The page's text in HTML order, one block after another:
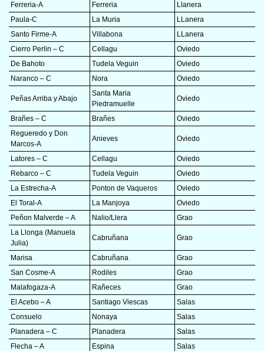
Ferreria-A
Ferreria
Llanera
Paula-C
La Muria
LLanera
Santo Firme-A
Villabona
LLanera
Cierro Perlin – C
Cellagu
Oviedo
De Bahoto
Tudela Veguin
Oviedo
Naranco – C
Nora Oviedo
Peñas Arriba y Abajo
Santa Maria
Piedramuelle
Oviedo
Brañes – C Brañes
Oviedo
Regueredo y Don
Marcos-A
Anieves Oviedo
Latores – C Cellagu
Oviedo
Rebarco – C
Tudela Veguin
Oviedo
La Estrecha-A
Ponton de Vaqueros
Oviedo
El Toral-A
La Manjoya
Oviedo
Peñon Malverde – A
Nalio/Llera
Grao
La Llonga (Manuela
Julia)
Cabruñana Grao
Marisa Cabruñana
Grao
San Cosme-A
Rodiles
Grao
Malafogaza-A
Rañeces
Grao
El Acebo – A
Santiago Viescas
Salas
Consuelo
Nonaya
Salas
Planadera – C
Planadera
Salas
Flecha – A
Espina
Salas